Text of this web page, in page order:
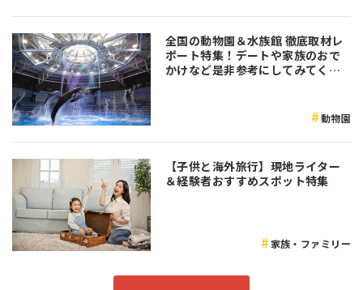
全国の動物園＆水族館 徹底取材レ
ポート特集！デートや家族のおで
かけなど是非参考にしてみてくだ
動物園
【子供と海外旅行】現地ライター
＆経験者おすすめスポット特集
家族・ファミリー